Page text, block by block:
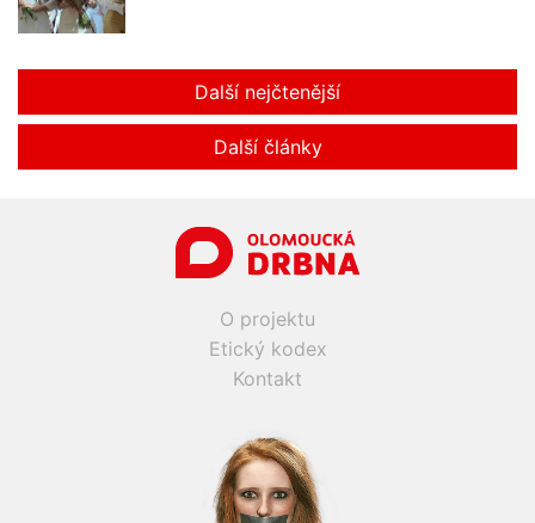
Další nejčtenější
Další články
O projektu
Etický kodex
Kontakt